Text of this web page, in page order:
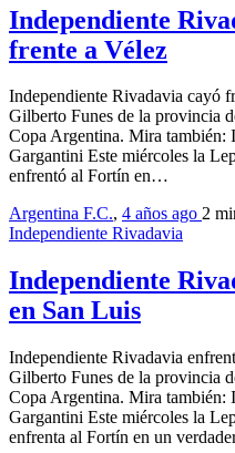
Independiente
frente a Vélez
Independiente Rivadavia cayó
Gilberto Funes de la provincia
Copa Argentina. Mira también:
Gargantini Este miércoles la
enfrentó al Fortín en…
Argentina F.C., 4 años ago 2
Independiente Rivadavia
Independiente
en San Luis
Independiente Rivadavia
Gilberto Funes de la provincia
Copa Argentina. Mira también:
Gargantini Este miércoles la
enfrenta al Fortín en un